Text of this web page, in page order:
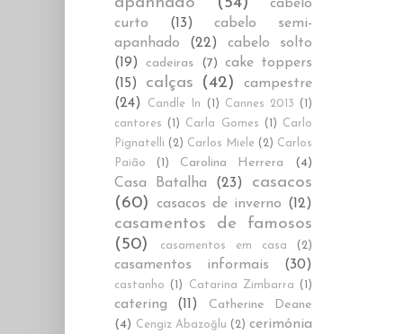
cabelo
curto
(13)
cabelo semi-
apanhado
(22)
cabelo solto
(19)
cadeiras (7) cake toppers
(15)
calças (42)
campestre
(24)
Candle In (1) Cannes 2013
(1)
cantores
(1) Carla Gomes (1)
Carlo
Pignatelli (2) Carlos Miele (2) Carlos
Paião
(1) Carolina Herrera (4)
Casa Batalha (23)
casacos
(60)
casacos de inverno (12)
casamentos de famosos
(50)
casamentos em casa (2)
casamentos informais (30)
castanho (1) Catarina Zimbarra (1)
catering (11)
Catherine Deane
(4) Cengiz Abazoğlu (2) cerimónia